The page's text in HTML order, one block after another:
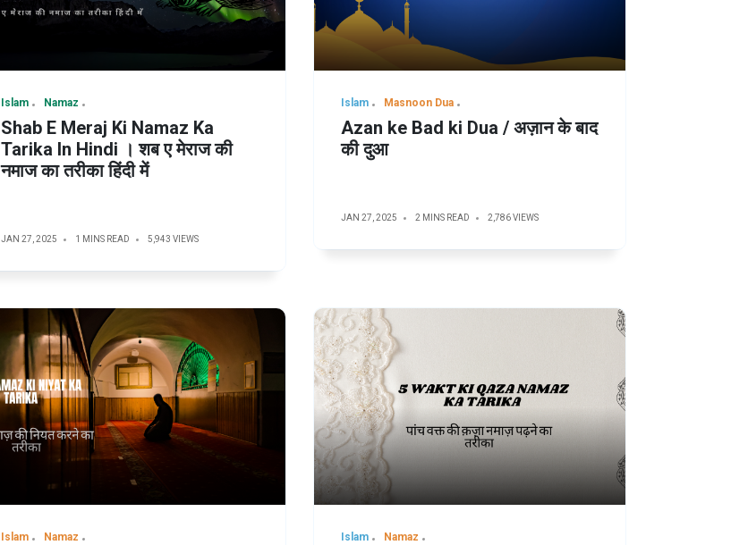
Islam Namaz
Shab E Meraj Ki Namaz Ka
Tarika In Hindi । शब ए मेराज की
नमाज का तरीका हिंदी में
JAN 27, 2025 1 MINS READ 5,943 VIEWS
Islam Masnoon Dua
Azan ke Bad ki Dua / अज़ान के बाद
की दुआ
JAN 27, 2025 2 MINS READ 2,786 VIEWS
Islam Namaz Islam Namaz